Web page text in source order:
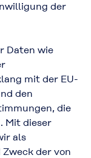
der
Daten wie
mit der EU-
den
die
Mit dieser
als
der von